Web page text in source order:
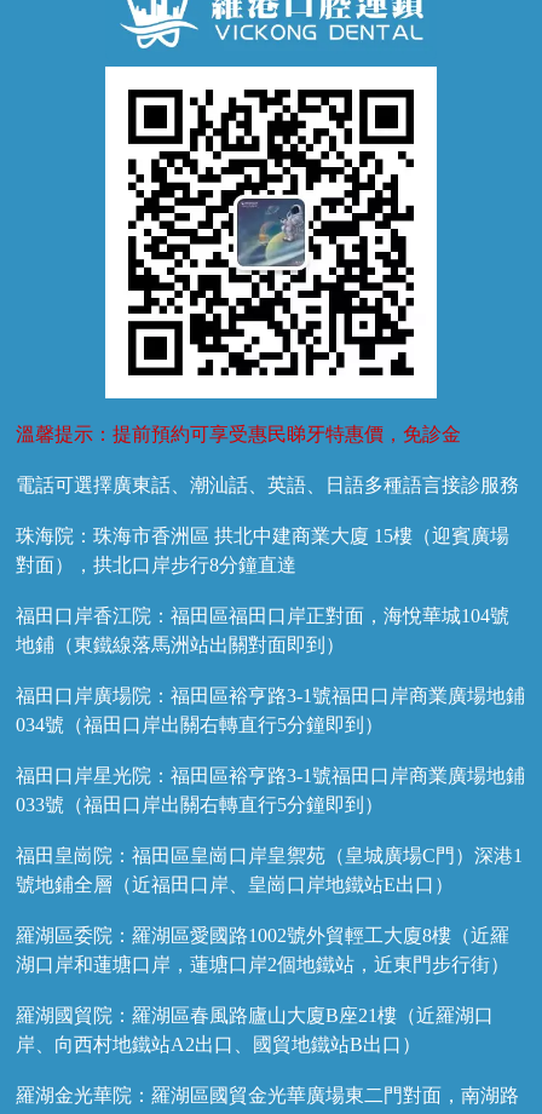
牙齦萎縮
溫馨提示：提前預約可享受惠民睇牙特惠價，免診金
電話可選擇廣東話、潮汕話、英語、日語多種語言接診服務
珠海院：珠海市香洲區 拱北中建商業大廈 15樓（迎賓廣場
對面），拱北口岸步行8分鐘直達
福田口岸香江院：福田區福田口岸正對面，海悅華城104號
地鋪（東鐵線落馬洲站出關對面即到）
福田口岸廣場院：福田區裕亨路3-1號福田口岸商業廣場地鋪
034號（福田口岸出關右轉直行5分鐘即到）
福田口岸星光院：福田區裕亨路3-1號福田口岸商業廣場地鋪
033號（福田口岸出關右轉直行5分鐘即到）
福田皇崗院：福田區皇崗口岸皇禦苑（皇城廣場C門）深港1
號地鋪全層（近福田口岸、皇崗口岸地鐵站E出口）
羅湖區委院：羅湖區愛國路1002號外貿輕工大廈8樓（近羅
湖口岸和蓮塘口岸，蓮塘口岸2個地鐵站，近東門步行街）
羅湖國貿院：羅湖區春風路廬山大廈B座21樓（近羅湖口
岸、向西村地鐵站A2出口、國貿地鐵站B出口）
羅湖金光華院：羅湖區國貿金光華廣場東二門對面，南湖路